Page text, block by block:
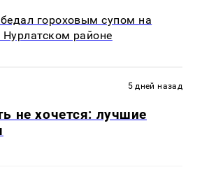
гороховым супом на
районе
5 дней назад
не хочется: лучшие